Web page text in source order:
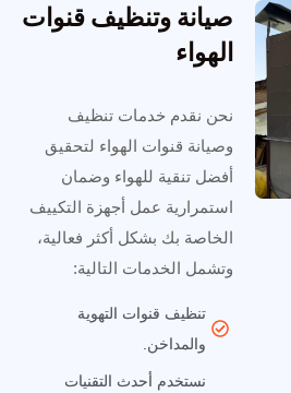
صيانة وتنظيف قنوات
الهواء
نحن نقدم خدمات تنظيف
وصيانة قنوات الهواء لتحقيق
أفضل تنقية للهواء وضمان
استمرارية عمل أجهزة التكييف
الخاصة بك بشكل أكثر فعالية،
وتشمل الخدمات التالية:
تنظيف قنوات التهوية
والمداخن.
نستخدم أحدث التقنيات